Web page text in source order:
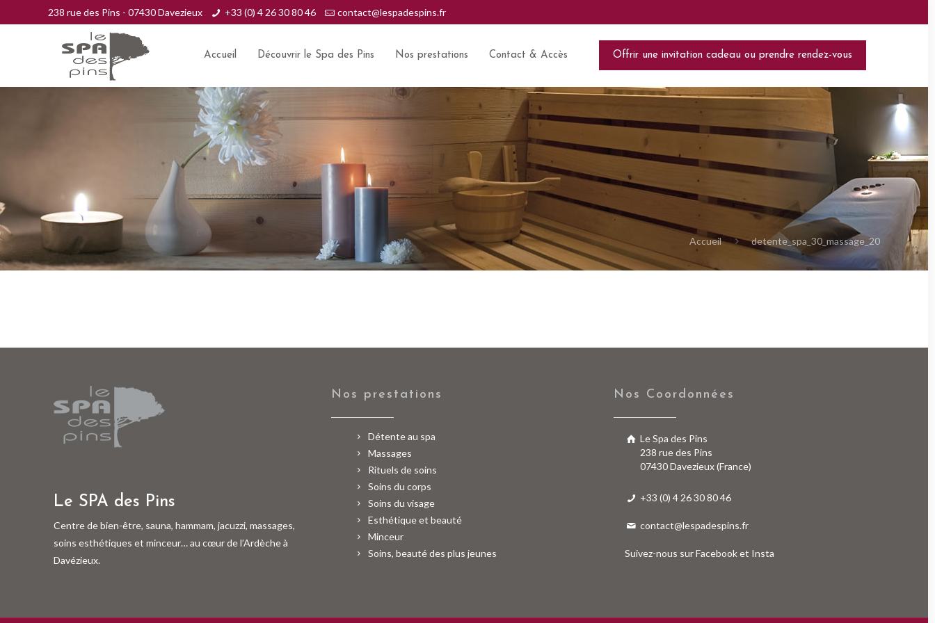
238 rue des Pins - 07430 Davezieux +33 (0) 4 26 30 80 46 contact@lespadespins.fr
Accueil Découvrir le Spa des Pins Nos prestations Contact & Accès Offrir une invitation cadeau ou prendre rendez-vous
Accueil detente_spa_30_massage_20
Le SPA des Pins
Centre de bien-être, sauna, hammam, jacuzzi, massages,
soins esthétiques et minceur… au cœur de l’Ardèche à
Davézieux.
Nos prestations
Détente au spa
Massages
Rituels de soins
Soins du corps
Soins du visage
Esthétique et beauté
Minceur
Soins, beauté des plus jeunes
Nos Coordonnées
Le Spa des Pins
238 rue des Pins
07430 Davezieux (France)
+33 (0) 4 26 30 80 46
contact@lespadespins.fr
Suivez-nous surFacebooket Insta